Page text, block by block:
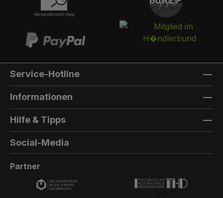
Hintertür:Auf der Rückseite können Sie eine
Hintertür integrieren. Die Farbe der Hintertür ist
immer die gleiche Farbe, wie die Türfarbe
vorne. Außenmaterial: 8mm HPL(High
Firma Trespa Bei Sonderfarbe: Bezeichnung
der TürfarbeGeben Sie hier den Namen Ihrer
Wunschfarbe an.Die Lieferzeit bei
Sonderfarben verlängert sich um 5 bis 6
AußenfarbeGeben Sie hier den Namen der
Wunschfarbe an.Hinweis: Falls Sie die Türfarbe
in der selben Farbe wie die Außenwandfarbe
berechnet wird.Die Lieferzeit bei Sonderfarben
Service-Hotline
Informationen
Hilfe & Tipps
Social-Media
Partner